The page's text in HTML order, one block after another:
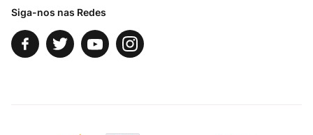
Siga-nos nas Redes